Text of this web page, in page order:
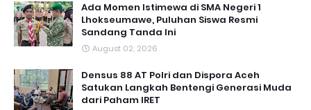
Ada Momen Istimewa di SMA Negeri 1
Lhokseumawe, Puluhan Siswa Resmi
Sandang Tanda Ini
August 02, 2026
Densus 88 AT Polri dan Dispora Aceh
Satukan Langkah Bentengi Generasi Muda
dari Paham IRET